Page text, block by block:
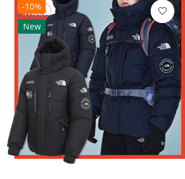
-10%
New